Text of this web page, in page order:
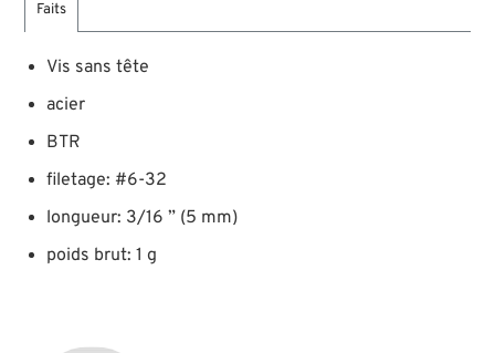
Faits
Vis sans tête
acier
BTR
filetage: #6-32
longueur: 3/16 ” (5 mm)
poids brut: 1 g